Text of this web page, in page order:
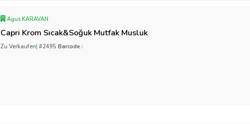
Agus KARAVAN
Capri Krom Sıcak&Soğuk Mutfak Musluk
Zu Verkaufen| #2495Barcode :